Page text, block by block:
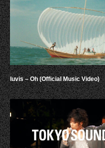
luvis – Oh (Official Music Video)